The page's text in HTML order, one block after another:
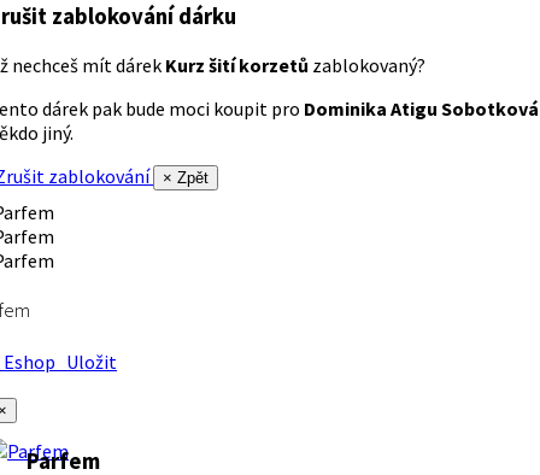
zablokování dárku
nechceš mít dárek Kurz šití korzetů zablokovaný?
dárek pak bude moci koupit pro Dominika Atigu Sobotková
jiný.
zablokování
× Zpět
Uložit
Parfem